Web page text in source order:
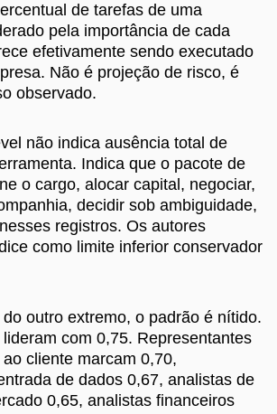
de tarefas de uma
pela importância de cada
efetivamente sendo executado
Não é projeção de risco, é
observado.
não indica ausência total de
Indica que o pacote de
o cargo, alocar capital, negociar,
decidir sob ambiguidade,
registros. Os autores
como limite inferior conservador
outro extremo, o padrão é nítido.
com 0,75. Representantes
cliente marcam 0,70,
de dados 0,67, analistas de
0,65, analistas financeiros